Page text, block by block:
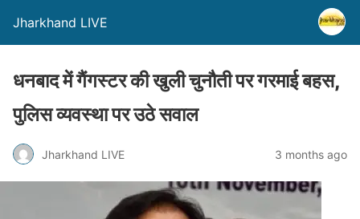
Jharkhand LIVE
धनबाद में गैंगस्टर की खुली चुनौती पर गरमाई बहस,
पुलिस व्यवस्था पर उठे सवाल
Jharkhand LIVE 3 months ago